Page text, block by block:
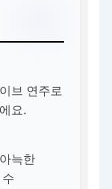
브 연주로
요.
늑한